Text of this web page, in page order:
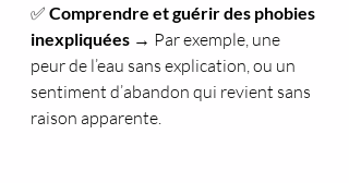
✅ Comprendre et guérir des phobies
inexpliquées → Par exemple, une
peur de l’eau sans explication, ou un
sentiment d’abandon qui revient sans
raison apparente.